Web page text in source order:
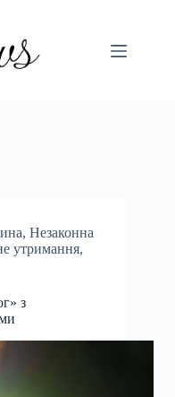
, Незаконна
утримання,
з